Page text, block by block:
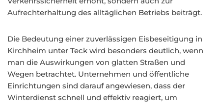
Aufrechterhaltung des alltäglichen Betriebs beiträgt.
Die Bedeutung einer zuverlässigen Eisbeseitigung in
Kirchheim unter Teck wird besonders deutlich, wenn
man die Auswirkungen von glatten Straßen und
Wegen betrachtet. Unternehmen und öffentliche
Einrichtungen sind darauf angewiesen, dass der
Winterdienst schnell und effektiv reagiert, um